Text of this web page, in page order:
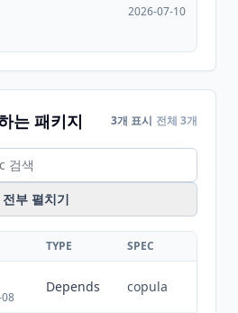
2026-07-10
는 패키지 3개 표시 전체 3개
전부 펼치기
TYPE SPEC
08
Depends copula